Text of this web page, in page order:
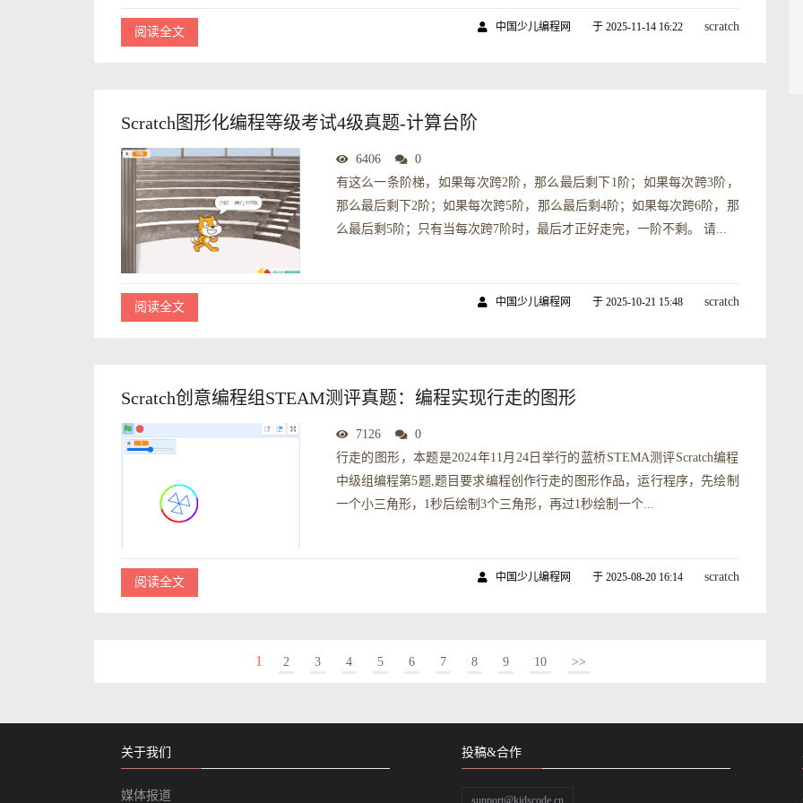
阅读全文 中国少儿编程网 于 2025-11-14 16:22 scratch
Scratch图形化编程等级考试4级真题-计算台阶
6406
0
有这么一条阶梯，如果每次跨2阶，那么最后剩下1阶；如果每次跨3阶，
那么最后剩下2阶；如果每次跨5阶，那么最后剩4阶；如果每次跨6阶，那
么最后剩5阶；只有当每次跨7阶时，最后才正好走完，一阶不剩。 请...
阅读全文 中国少儿编程网 于 2025-10-21 15:48 scratch
Scratch创意编程组STEAM测评真题：编程实现行走的图形
7126
0
行走的图形，本题是2024年11月24日举行的蓝桥STEMA测评Scratch编程
中级组编程第5题,题目要求编程创作行走的图形作品，运行程序，先绘制
一个小三角形，1秒后绘制3个三角形，再过1秒绘制一个...
阅读全文 中国少儿编程网 于 2025-08-20 16:14 scratch
1 2 3 4 5 6 7 8 9 10 >>
关于我们
媒体报道
投稿&合作
support@kidscode.cn